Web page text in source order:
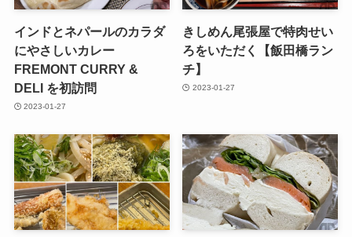
インドとネパールのカラダ
にやさしいカレー
FREMONT CURRY &
DELI を初訪問
2023-01-27
きしめん尾張屋で特肉せい
ろをいただく【飯田橋ラン
チ】
2023-01-27